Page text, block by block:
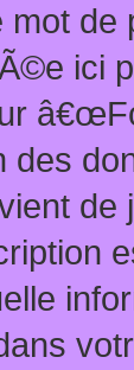
de
ici
des
de